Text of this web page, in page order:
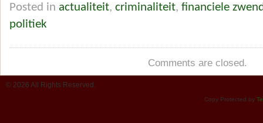
Posted in actualiteit, criminaliteit, financiele
politiek
Comments are closed.
© 2026 All Rights Reserved.
Copy Protected by